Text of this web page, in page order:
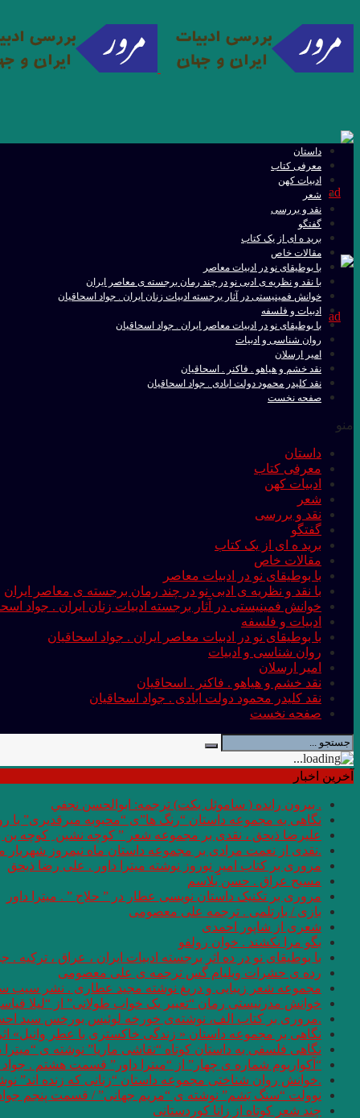
داستان
معرفی کتاب
ادبیات کهن
شعر
نقد و بررسی
گفتگو
برید ه ای از یک کتاب
مقالات خاص
با بوطیقای نو در ادبیات معاصر
با نقد و نظریه ی ادبی نو در چند رمان برجسته ی معاصر ایران
خوانش فمینیستی در آثار برجسته ادبیات زنان ایران . جواد اسحاقیان
ادبیات و فلسفه
با بوطیقای نو در ادبیات معاصر ایران . جواد اسحاقیان
روان شناسی و ادبیات
امیر ارسلان
نقد خشم و هیاهو . فاکنر . اسحاقیان
نقد کلیدر محمود دولت ابادی . جواد اسحاقیان
صفحه نخست
منو
داستان
معرفی کتاب
ادبیات کهن
شعر
نقد و بررسی
گفتگو
برید ه ای از یک کتاب
مقالات خاص
با بوطیقای نو در ادبیات معاصر
با نقد و نظریه ی ادبی نو در چند رمان برجسته ی معاصر ایران
خوانش فمینیستی در آثار برجسته ادبیات زنان ایران . جواد
ادبیات و فلسفه
با بوطیقای نو در ادبیات معاصر ایران . جواد اسحاقیان
روان شناسی و ادبیات
امیر ارسلان
نقد خشم و هیاهو . فاکنر . اسحاقیان
نقد کلیدر محمود دولت ابادی . جواد اسحاقیان
صفحه نخست
آخرین اخبار
. بيرون رانده ( ساموئل بكت) ترجمه: ابوالحسن نجفي
نگاهی به مجموعه داستان “رنگ ها”ی “محبوبه میرقدیری” با
علیرضا ذیحق ، نقدی بر مجموعه شعر ” کوچه نشین ِ کوچه
.نقدی از نعمت مرادی بر مجموعه داستان ماه نیمروز شهریار
مروری بر کتاب امیرِِِ نوروز نوشته میترا داور . علی رضا ذیحق
مسیح عراق . حسن بلاسم
مروری بر تکنیک داستان نویسی عطار در ” حلاج ” . میترا داور
بازی / بارتلمی . ترجمه علی معصومی
شعری از شاپور احمدی
بگو مرا نکشند . خوان رولفو
با بوطیقای نو در ده اثر برجسته ادبیات ایران ، عراق ، ترکیه .
رده ى حشرات ویلیام گس ترجمه ی علی معصومی
مجموعه شعر زیبایی و دریغ نوشته مجید عطاری . نشر سیب
خوانش مدرنیستی رمان “تعبیر یک خواب طولانی” از “لیلا
.مروری بر کتاب الف، نوشته‌ی خورخه لوئیس بورخس سید
نگاهی بر مجموعه داستان « زندگی خاکستری با عطر وانیل»
نگاهی فلسفی به داستان کوتاه “نقاشی ماریا” نوشته ی
“آکواریوم شماره ی چهار” از “میترا داور” قسمت هشتم .
.خوانش روان شناختی مجموعه داستان “زنانی که زنده اند”
نوولت “سنگ یَشم” نوشته ی “مریم جهانی” / قسمت پنجم
چند شعر کوتاه از زانا کوردستانی